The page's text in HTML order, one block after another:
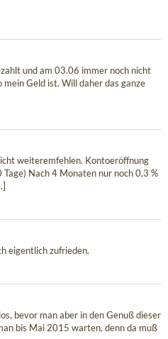
und am 03.06 immer noch nicht
Geld ist. Will daher das ganze
weiteremfehlen. Kontoeröffnung
Nach 4 Monaten nur noch 0,3 %
eigentlich zufrieden.
bevor man aber in den Genuß dieser
bis Mai 2015 warten, denn da muß